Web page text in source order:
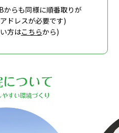
からも同様に順番取りが
ドレスが必要です)
方はこちらから)